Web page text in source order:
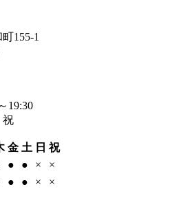
155-1
19:30
祝
金 土 日 祝
● ● ×
×
● ● × ×